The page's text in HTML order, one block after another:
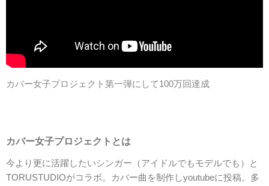
カバー女子プロジェクト第一弾にして100万回達成
カバー女子プロジェクトとは
今より更に活躍したいシンガー（アイドルでもモデルでも）と
TORUSTUDIOがコラボ。カバー曲を制作しyoutubeに投稿。多